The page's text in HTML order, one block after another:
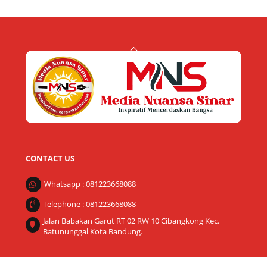
Back
Top
CONTACT US
Whatsapp : 081223668088
Telephone : 081223668088
Jalan Babakan Garut RT 02 RW 10 Cibangkong Kec.
Batununggal Kota Bandung.